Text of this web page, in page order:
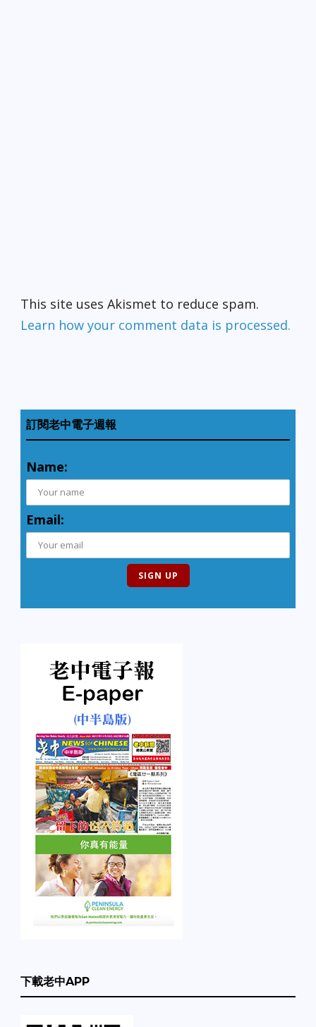
This site uses Akismet to reduce spam.
Learn how your comment data is processed.
訂閱老中電子週報
Name:
Email:
下載老中APP